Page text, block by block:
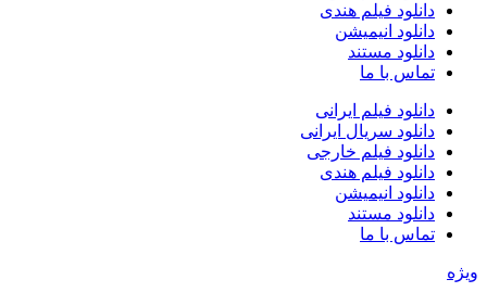
دانلود فیلم هندی
دانلود انیمیشن
دانلود مستند
تماس با ما
دانلود فیلم ایرانی
دانلود سریال ایرانی
دانلود فیلم خارجی
دانلود فیلم هندی
دانلود انیمیشن
دانلود مستند
تماس با ما
ویژه